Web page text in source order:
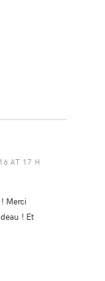
AT 17 H
Merci
! Et